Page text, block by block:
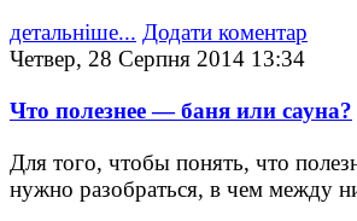
детальніше... Додати коментар
Четвер, 28 Серпня 2014 13:34
Что полезнее — баня или сауна?
Для того, чтобы понять, что
нужно разобраться, в чем между